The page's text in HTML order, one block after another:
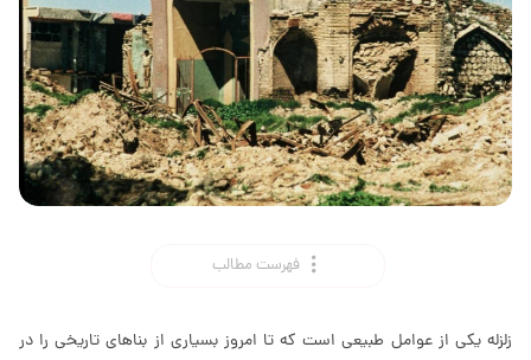
فهرست مطالب
زلزله یکی از عوامل طبیعی است که تا امروز بسیاری از بناهای تاریخی را در